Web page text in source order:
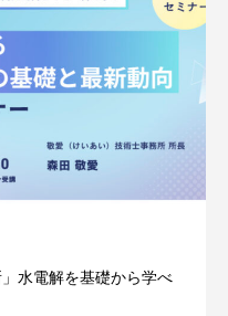
水電解を基礎から学べ